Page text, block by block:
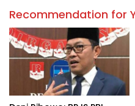
Recommendation for